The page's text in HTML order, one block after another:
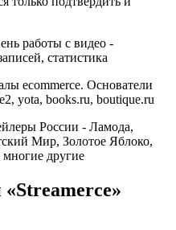
работы с видео -
статистика
ecommerce. Основатели
yota, books.ru, boutique.ru
России - Ламода,
Мир, Золотое Яблоко,
другие